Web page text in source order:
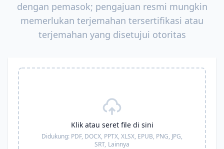
dengan pemasok; pengajuan resmi mungkin
memerlukan terjemahan tersertifikasi atau
terjemahan yang disetujui otoritas
Klik atau seret file di sini
Didukung: PDF, DOCX, PPTX, XLSX, EPUB, PNG, JPG,
SRT, Lainnya